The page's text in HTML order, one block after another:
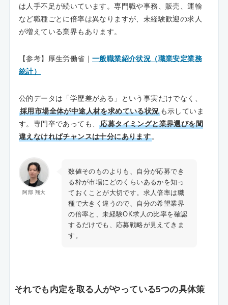
は人手不足が続いています。専門職や事務、販売、運輸
など職種ごとに倍率は異なりますが、未経験歓迎の求人
が増えている業界もあります。
【参考】厚生労働省｜ 一般職業紹介状況（職業安定業務
統計）
公的データは「学歴差がある」という事実だけでなく、
採用市場全体が中途人材を求めている状況も示していま
す。専門卒であっても、応募タイミングと業界選びを間
違えなければチャンスは十分にあります 。
阿部 翔大
数値そのものよりも、自分が応募でき
る枠が市場にどのくらいあるかを知っ
ておくことが大切です。求人倍率は職
種で大きく違うので、自分の希望業界
の倍率と、未経験OK求人の比率を確認
するだけでも、応募戦略が見えてきま
す。
それでも内定を取る人がやっている5つの具体策